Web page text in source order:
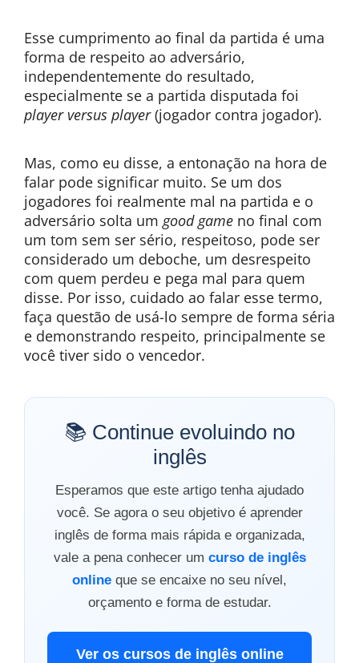
Esse cumprimento ao final da partida é uma
forma de respeito ao adversário,
independentemente do resultado,
especialmente se a partida disputada foi
player versus player(jogador contra jogador).
Mas, como eu disse, a entonação na hora de
falar pode significar muito. Se um dos
jogadores foi realmente mal na partida e o
adversário solta um good game no final com
um tom sem ser sério, respeitoso, pode ser
considerado um deboche, um desrespeito
com quem perdeu e pega mal para quem
disse. Por isso, cuidado ao falar esse termo,
faça questão de usá-lo sempre de forma séria
e demonstrando respeito, principalmente se
você tiver sido o vencedor.
📚 Continue evoluindo no
inglês
Esperamos que este artigo tenha ajudado
você. Se agora o seu objetivo é aprender
inglês de forma mais rápida e organizada,
vale a pena conhecer um curso de inglês
online que se encaixe no seu nível,
orçamento e forma de estudar.
Ver os cursos de inglês online